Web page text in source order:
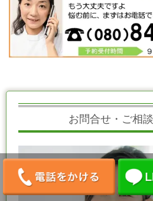
080-8446-9626
お問合せ・ご相